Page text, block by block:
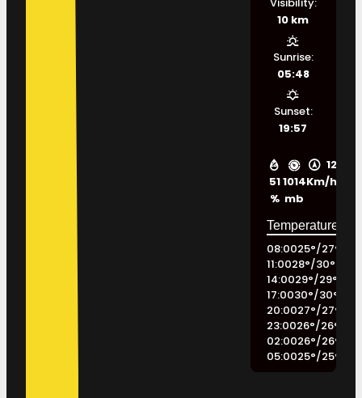
51
%
1014
mb
12
Km/h
10 km
Sunrise:
05:48
Sunset:
19:57
08:0025°/27°
11:0028°/30°
14:0029°/29°
17:0030°/30°
20:0027°/27°
23:0026°/26°
02:0026°/26°
05:0025°/25°